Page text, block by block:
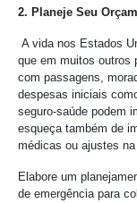
2. Planeje Seu
A vida nos Estados
que em muitos outros
com passagens,
despesas iniciais
seguro-saúde podem
esqueça também de
médicas ou ajustes
Elabore um
de emergência para